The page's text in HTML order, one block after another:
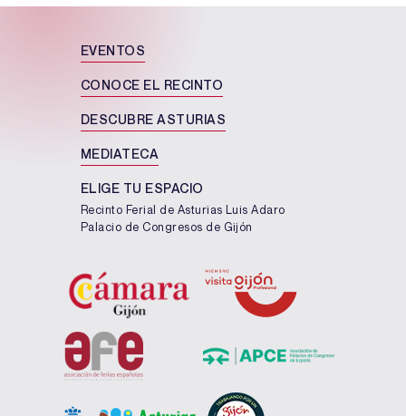
EVENTOS
CONOCE EL RECINTO
DESCUBRE ASTURIAS
MEDIATECA
ELIGE TU ESPACIO
Recinto Ferial de Asturias Luis Adaro
Palacio de Congresos de Gijón